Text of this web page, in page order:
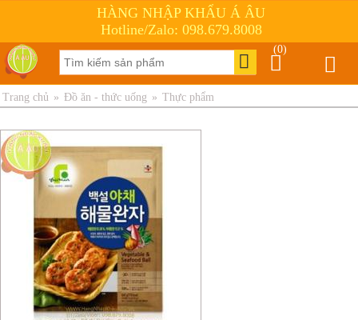
HÀNG NHẬP KHẨU Á ÂU
Hotline/Zalo: 098.679.8008
(0)
Trang chủ » Đồ ăn - thức uống » Thực phẩm